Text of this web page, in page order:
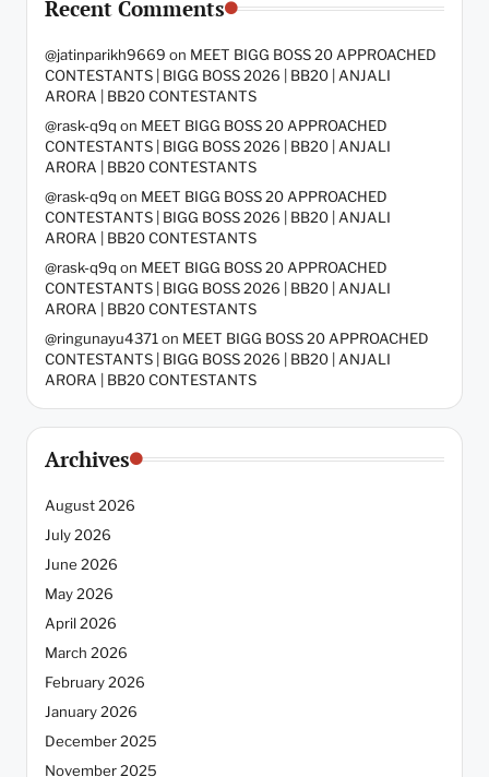
Recent Comments
@jatinparikh9669 on MEET BIGG BOSS 20 APPROACHED
CONTESTANTS | BIGG BOSS 2026 | BB20 | ANJALI
ARORA | BB20 CONTESTANTS
@rask-q9q on MEET BIGG BOSS 20 APPROACHED
CONTESTANTS | BIGG BOSS 2026 | BB20 | ANJALI
ARORA | BB20 CONTESTANTS
@rask-q9q on MEET BIGG BOSS 20 APPROACHED
CONTESTANTS | BIGG BOSS 2026 | BB20 | ANJALI
ARORA | BB20 CONTESTANTS
@rask-q9q on MEET BIGG BOSS 20 APPROACHED
CONTESTANTS | BIGG BOSS 2026 | BB20 | ANJALI
ARORA | BB20 CONTESTANTS
@ringunayu4371on MEET BIGG BOSS 20 APPROACHED
CONTESTANTS | BIGG BOSS 2026 | BB20 | ANJALI
ARORA | BB20 CONTESTANTS
Archives
August 2026
July 2026
June 2026
May 2026
April 2026
March 2026
February 2026
January 2026
December 2025
November 2025